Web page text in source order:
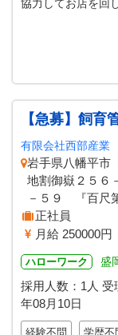
協力してお店を回
【急募】飼育
有限会社西部産業
岩手県八幡平市
地割御嶽２５６
－５９ 『百尺
正社員
月給 250000円
ハローワーク 盛
採用人数：1人 受
年08月10日
経験不問 学歴不